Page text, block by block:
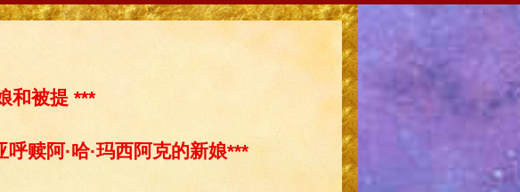
和被提 ***
赎阿·哈·玛西阿克的新娘***